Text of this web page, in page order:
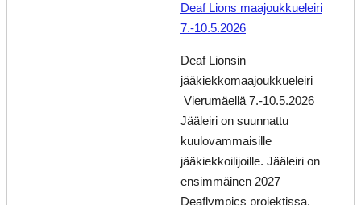
Deaf Lions maajoukkueleiri
7.-10.5.2026
Deaf Lionsin
jääkiekkomaajoukkueleiri
Vierumäellä 7.-10.5.2026
Jääleiri on suunnattu
kuulovammaisille
jääkiekkoilijoille. Jääleiri on
ensimmäinen 2027
Deaflympics projektissa.